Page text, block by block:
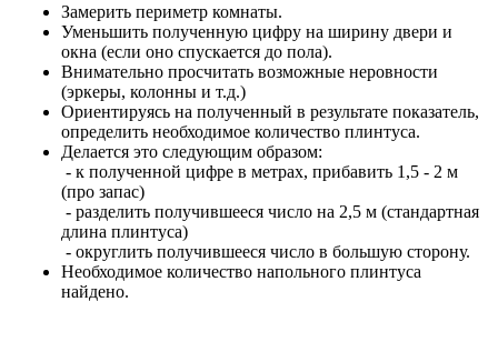
Замерить периметр комнаты.
Уменьшить полученную цифру на ширину двери и
окна (если оно спускается до пола).
Внимательно просчитать возможные неровности
(эркеры, колонны и т.д.)
Ориентируясь на полученный в результате показатель,
определить необходимое количество плинтуса.
Делается это следующим образом:
- к полученной цифре в метрах, прибавить 1,5 - 2 м
(про запас)
- разделить получившееся число на 2,5 м (стандартная
длина плинтуса)
- округлить получившееся число в большую сторону.
Необходимое количество напольного плинтуса
найдено.